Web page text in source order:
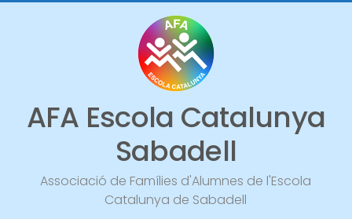
AFA Escola Catalunya
Sabadell
Associació de Famílies d'Alumnes de l'Escola
Catalunya de Sabadell